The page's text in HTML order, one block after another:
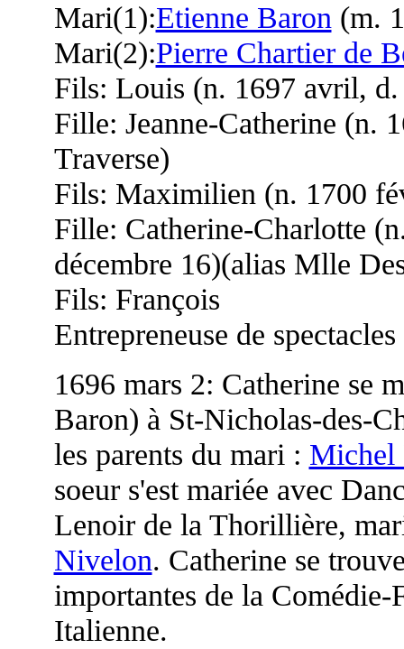
Mari(1):Etienne Baron (m.
Mari(2):Pierre Chartier de
Fils: Louis (n. 1697 avril,
Fille: Jeanne-Catherine (n.
Traverse)
Fils: Maximilien (n. 1700
Fille: Catherine-Charlotte
décembre 16)(alias Mlle
Fils: François
Entrepreneuse de spectacles
1696 mars 2: Catherine se
Baron) à St-Nicholas-des-
les parents du mari : Michel
soeur s'est mariée avec
Lenoir de la Thorillière,
Nivelon. Catherine se
importantes de la Comédie-
Italienne.